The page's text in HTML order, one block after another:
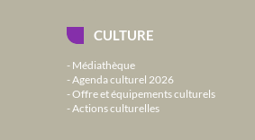
CULTURE
Médiathèque
Agenda culturel 2026
Offre et équipements culturels
Actions culturelles